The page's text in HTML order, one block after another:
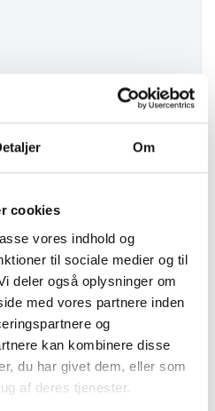
Om
cookies
vores indhold og
til sociale medier og til
deler også oplysninger om
med vores partnere inden
og
kan kombinere disse
du har givet dem, eller som
af deres tjenester.
Kategorier:Hylder & reoler
Townsville Væghylde med